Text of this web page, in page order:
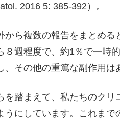
2016 5: 385-392）。
から複数の報告をまとめ
８週程度で、約1％で一時
、その他の重篤な副作用は
を踏まえて、私たちのク
うにしています。これま